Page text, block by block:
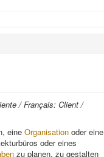
/ Français: Client /
eine Organisation oder eine
oder eines
zu planen, zu gestalten